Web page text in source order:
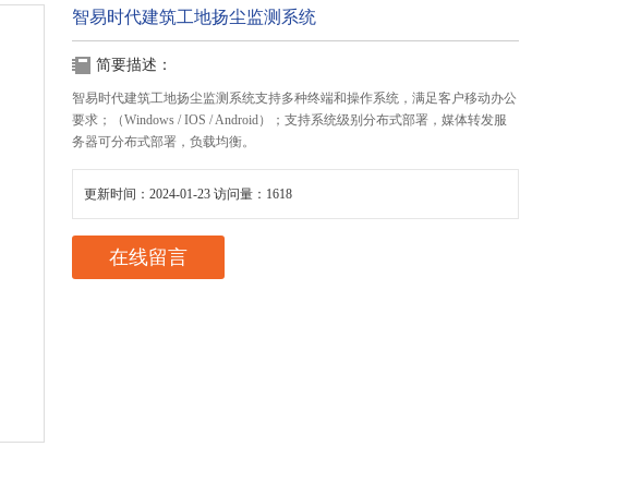
智易时代建筑工地扬尘监测系统
简要描述：
智易时代建筑工地扬尘监测系统支持多种终端和操作系统，满足客户移动办公
要求；（Windows / IOS / Android）；支持系统级别分布式部署，媒体转发服
务器可分布式部署，负载均衡。
更新时间：2024-01-23 访问量：1618
在线留言